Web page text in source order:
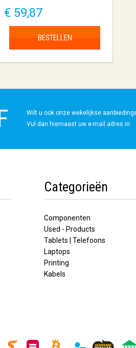
€ 59,87
BESTELLEN
Wilt u ook onze wekelijkse
Vul dan hiernaast uw e-mail adres in.
Categorieën
Componenten
Used - Products
Tablets | Telefoons
Laptops
Printing
Kabels